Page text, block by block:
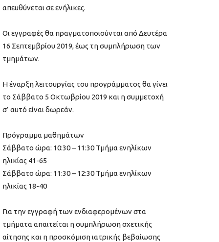
απευθύνεται σε ενήλικες.
Οι εγγραφές θα πραγματοποιούνται από Δευτέρα
16 Σεπτεμβρίου 2019, έως τη συμπλήρωση των
τμημάτων.
Η έναρξη λειτουργίας του προγράμματος θα γίνει
το Σάββατο 5 Οκτωβρίου 2019 και η συμμετοχή
σ’ αυτό είναι δωρεάν.
Πρόγραμμα μαθημάτων
Σάββατο ώρα: 10:30 – 11:30 Τμήμα ενηλίκων
ηλικίας 41-65
Σάββατο ώρα: 11:30 – 12:30 Τμήμα ενηλίκων
ηλικίας 18-40
Για την εγγραφή των ενδιαφερομένων στα
τμήματα απαιτείται η συμπλήρωση σχετικής
αίτησης και η προσκόμιση ιατρικής βεβαίωσης